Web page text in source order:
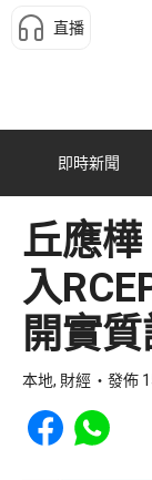
直播
即時新聞
丘應
入
開實
本地, 財經 發佈
Share to Facebook
Share to